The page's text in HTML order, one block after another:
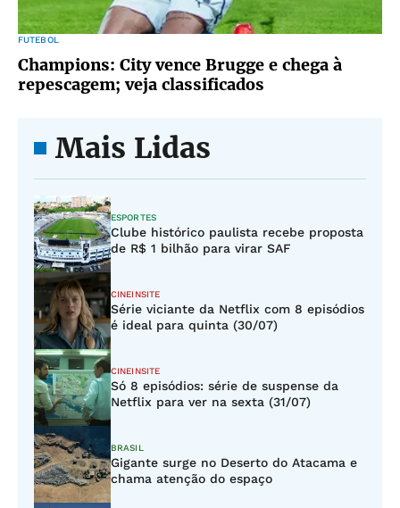
FUTEBOL
Champions: City vence Brugge e chega à
repescagem; veja classificados
Mais Lidas
ESPORTES
Clube histórico paulista recebe proposta
de R$ 1 bilhão para virar SAF
CINEINSITE
Série viciante da Netflix com 8 episódios
é ideal para quinta (30/07)
CINEINSITE
Só 8 episódios: série de suspense da
Netflix para ver na sexta (31/07)
BRASIL
Gigante surge no Deserto do Atacama e
chama atenção do espaço